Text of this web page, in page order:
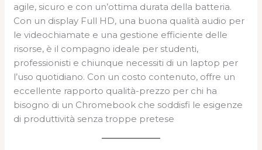
agile, sicuro e con un’ottima durata della batteria.
Con un display Full HD, una buona qualità audio per
le videochiamate e una gestione efficiente delle
risorse, è il compagno ideale per studenti,
professionisti e chiunque necessiti di un laptop per
l’uso quotidiano. Con un costo contenuto, offre un
eccellente rapporto qualità-prezzo per chi ha
bisogno di un Chromebook che soddisfi le esigenze
di produttività senza troppe pretese